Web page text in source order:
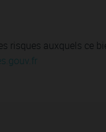
risques auxquels ce